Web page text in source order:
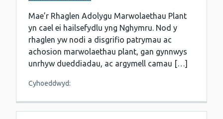
Mae’r Rhaglen Adolygu Marwolaethau Plant
yn cael ei hailsefydlu yng Nghymru. Nod y
rhaglen yw nodi a disgrifio patrymau ac
achosion marwolaethau plant, gan gynnwys
unrhyw dueddiadau, ac argymell camau […]
Cyhoeddwyd: